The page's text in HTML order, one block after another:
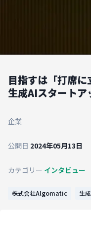
目指すは「打席
生成AIスタート
企業
公開日 2024年05月13日
カテゴリー インタビュー
株式会社Algomatic 生